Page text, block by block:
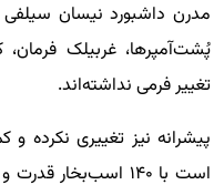
مدرن داشبورد نیسان سیلفی
تغییر فرمی نداشته‌اند.